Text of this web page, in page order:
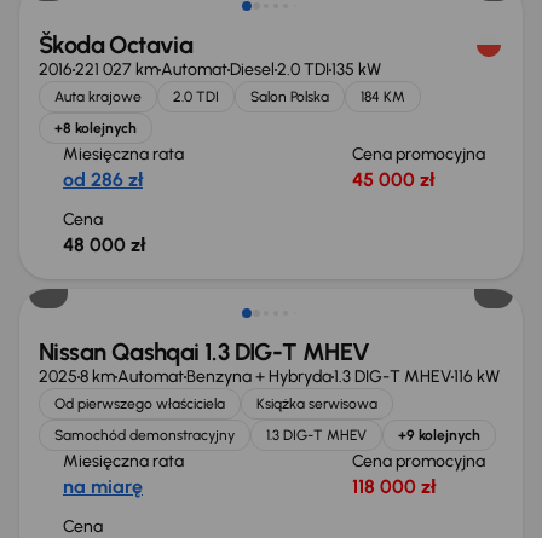
Škoda Octavia
2016221 027 kmAutomatDiesel2.0 TDI135 kW
Auta krajowe 2.0 TDI Salon Polska
184 KM
+8 kolejnych
Miesięczna rata
od 286 zł
Cena promocyjna
45 000 zł
Cena
48 000 zł
Od nowego taniej o 36 775 zł
Nissan Qashqai 1.3 DIG-T MHEV
20258 kmAutomatBenzyna + Hybryda1.3 DIG-T MHEV116 kW
Od pierwszego właściciela
Książka serwisowa
Samochód demonstracyjny
1.3 DIG-T MHEV +9 kolejnych
Miesięczna rata
na miarę
Cena promocyjna
118 000 zł
Cena